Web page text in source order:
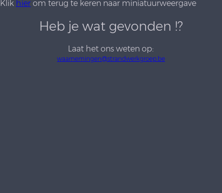
Klik hier om terug te keren naar miniatuurweergave
Heb je wat gevonden !?
Laat het ons weten op:
waarnemingen@strandwerkgroep.be